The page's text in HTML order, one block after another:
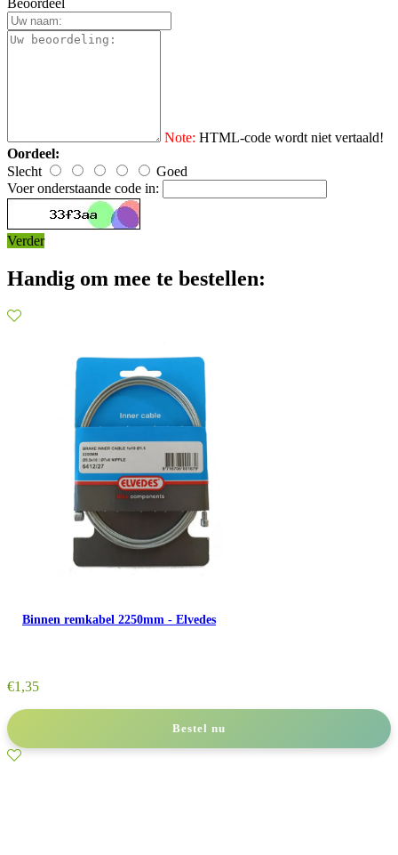
Note: HTML-code wordt niet vertaald!
Oordeel:
Slecht
Goed
Voer onderstaande code in:
Verder
Handig om mee te bestellen:
Binnen remkabel 2250mm - Elvedes
€1,35
Bestel nu